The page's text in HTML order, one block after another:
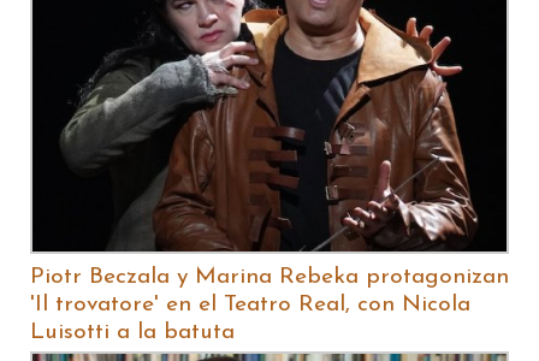
Piotr Beczala y Marina Rebeka protagonizan
'Il trovatore' en el Teatro Real, con Nicola
Luisotti a la batuta